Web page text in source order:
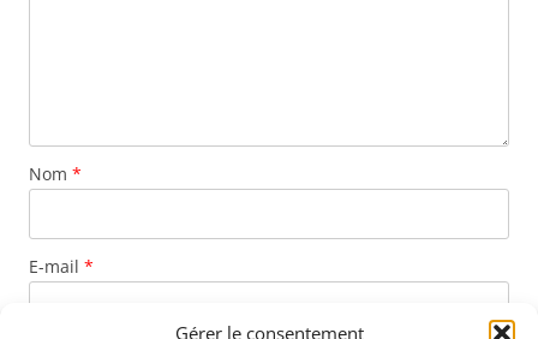
Gérer le consentement
Nom *
E-mail *